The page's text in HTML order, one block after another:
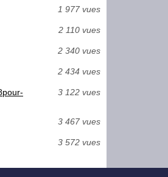
1 977 vues
2 110 vues
2 340 vues
2 434 vues
3 122 vues
3 467 vues
3 572 vues